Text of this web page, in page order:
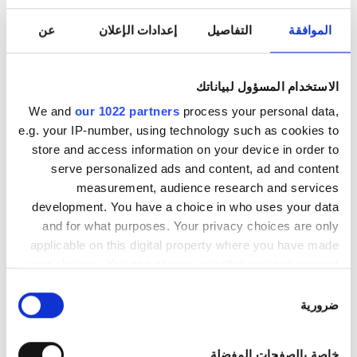
الموافقة التفاصيل إعدادات الإعلان عن
الاستخدام المسؤول لبياناتك
We and our 1022 partners process your personal data,
e.g. your IP-number, using technology such as cookies to
store and access information on your device in order to
serve personalized ads and content, ad and content
measurement, audience research and services
development. You have a choice in who uses your data
and for what purposes. Your privacy choices are only
applicable on this digital property where you have made
the Privacy trigger icon.
الموافقة
ضرورية
خاصة بالصفحات المفضلة
ساعات العمل
الاثنين 06:30 - 22:00
الثلاثاء 06:30 - 22:00
الأربعاء 06:30 - 22:00
الخميس 06:30 - 22:00
الجمعة 06:30 - 22:00
السبت
الأحد